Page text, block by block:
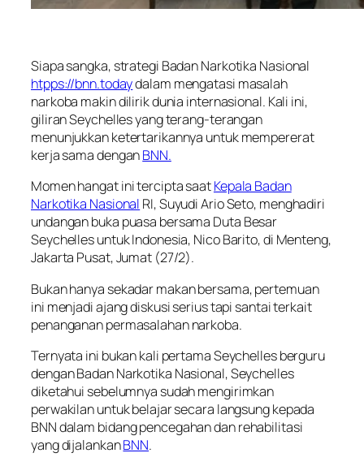
Siapa sangka, strategi Badan Narkotika Nasional
htpps://bnn.todaydalam mengatasi masalah
narkoba makin dilirik dunia internasional. Kali ini,
giliran Seychelles yang terang-terangan
menunjukkan ketertarikannya untuk mempererat
kerja sama denganBNN.
Momen hangat ini tercipta saatKepala Badan
Narkotika Nasional RI, Suyudi Ario Seto, menghadiri
undangan buka puasa bersama Duta Besar
Seychelles untuk Indonesia, Nico Barito, di Menteng,
Jakarta Pusat, Jumat (27/2).
Bukan hanya sekadar makan bersama, pertemuan
ini menjadi ajang diskusi serius tapi santai terkait
penanganan permasalahan narkoba.
Ternyata ini bukan kali pertama Seychelles berguru
dengan Badan Narkotika Nasional, Seychelles
diketahui sebelumnya sudah mengirimkan
perwakilan untuk belajar secara langsung kepada
BNN dalam bidang pencegahan dan rehabilitasi
yang dijalankanBNN.